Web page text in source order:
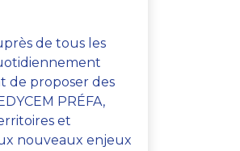
de tous les
de proposer des
PRÉFA,
et
nouveaux enjeux